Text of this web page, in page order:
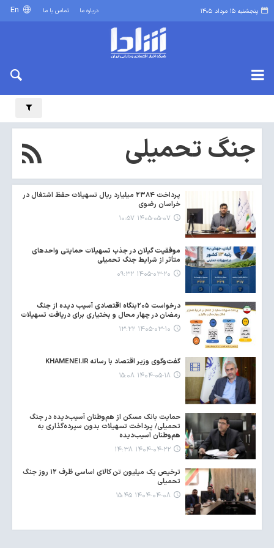
پنجشنبه ۱۵ مرداد ۱۴۰۵ درباره ما تماس با ما
جنگ تحمیلی
پرداخت ۲۳۸۴ میلیارد ریال تسهیلات حفظ اشتغال در
خراسان رضوی
۱۴۰۵-۰۵-۰۷ ۱۰:۵۷
موفقیت گیلان در جذب تسهیلات حمایتی واحدهای
متأثر از شرایط جنگ تحمیلی
۱۴۰۵-۰۳-۲۰ ۰۹:۳۲
درخواست ۲۰۵بنگاه اقتصادی آسیب دیده از جنگ
رمضان در چهار محال و بختیاری برای دریافت تسهیلات
۱۴۰۵-۰۳-۱۰ ۱۳:۲۲
گفت‌وگوی وزیر اقتصاد با رسانه KHAMENEI.IR
۱۴۰۴-۰۵-۱۸ ۱۵:۰۸
حمایت بانک مسکن از هم‌وطنان آسیب‌دیده در جنگ
تحمیلی/ پرداخت تسهیلات بدون سپرده‌گذاری به
هم‌وطنان آسیب‌دیده
۱۴۰۴-۰۴-۲۲ ۱۴:۳۸
ترخیص یک میلیون تن کالای اساسی ظرف ۱۲ روز جنگ
تحمیلی
۱۴۰۴-۰۴-۰۸ ۱۵:۴۵